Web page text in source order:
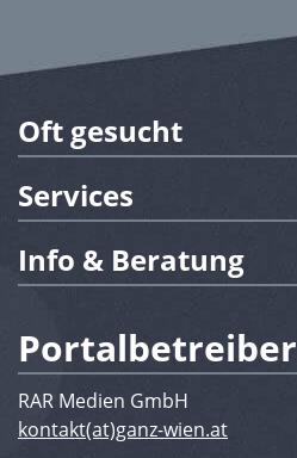
Oft gesucht
Services
Info & Beratung
Portalbetreiber
RAR Medien GmbH
kontakt(at)ganz-wien.at